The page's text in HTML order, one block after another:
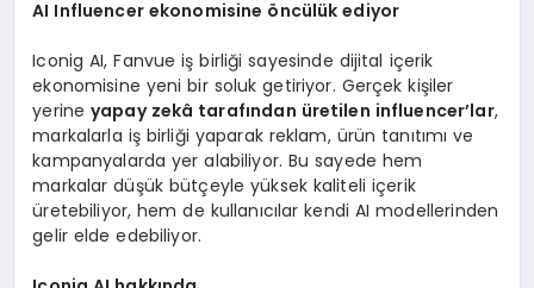
AI Influencer ekonomisine öncülük ediyor
Iconig AI, Fanvue iş birliği sayesinde dijital içerik
ekonomisine yeni bir soluk getiriyor. Gerçek kişiler
yerineyapay zekâ tarafından üretilen influencer’lar,
markalarla iş birliği yaparak reklam, ürün tanıtımı ve
kampanyalarda yer alabiliyor. Bu sayede hem
markalar düşük bütçeyle yüksek kaliteli içerik
üretebiliyor, hem de kullanıcılar kendi AI modellerinden
gelir elde edebiliyor.